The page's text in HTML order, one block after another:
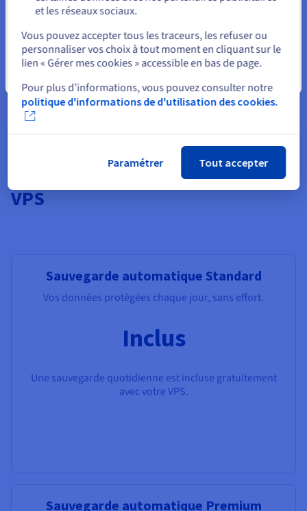
Fonctionnalités non disponibles en Local Zone :
Apps préinstallées, Windows,Stockage supplémentaire
Options compatibles avec nos
VPS
Sauvegarde automatique Standard
Vos données protégées chaque jour, sans effort.
Inclus
Une sauvegarde quotidienne est incluse gratuitement
avec votre VPS.
Sauvegarde automatique Premium
Sélectionner un autre site web
et les réseaux sociaux.
Vous pouvez accepter tous les traceurs, les refuser ou
personnaliser vos choix à tout moment en cliquant sur le
lien « Gérer mes cookies » accessible en bas de page.
Pour plus d’informations, vous pouvez consulter notre
politique d'informations de d'utilisation des cookies.
Paramétrer Tout accepter